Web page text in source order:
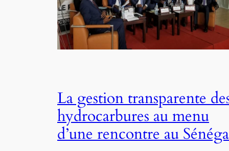
La gestion transparente
hydrocarbures au menu
d’une rencontre au